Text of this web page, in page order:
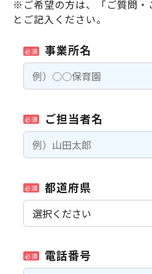
※ご希望の方は、「ご質問・
とご記入ください。
必須 事業所名
必須 ご担当者名
必須 都道府県
必須 電話番号